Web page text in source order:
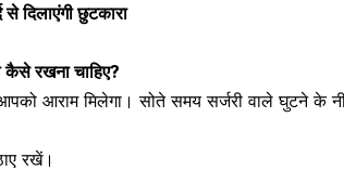
दिलाएंगी छुटकारा
रखना चाहिए?
आराम मिलेगा। सोते समय सर्जरी वाले घुटने के
रखें।